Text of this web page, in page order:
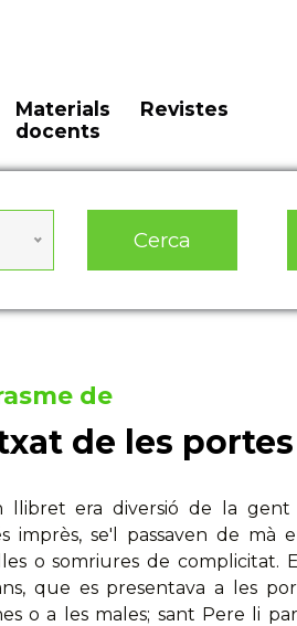
Materials
docents
Revistes
Cerca
de
de les
llibret era diversió de la
imprès, se'l passaven de
o somriures de complicitat.
que es presentava a les
o a les males; sant Pere li